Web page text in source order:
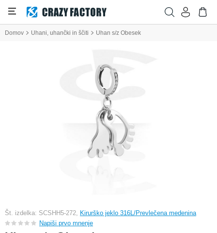
Domov Uhani, uhančki in ščiti Uhan s/z Obesek
Št. izdelka: SCSHH5-272, Kirurško jeklo 316L/Prevlečena medenina
Napiši prvo mnenje